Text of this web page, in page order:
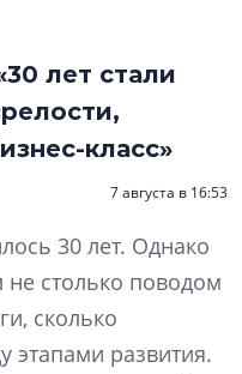
лет стали
класс»
7 августа в 16:53
30 лет. Однако
столько поводом
сколько
развития.